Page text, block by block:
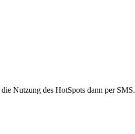
Nutzung des HotSpots dann per SMS.